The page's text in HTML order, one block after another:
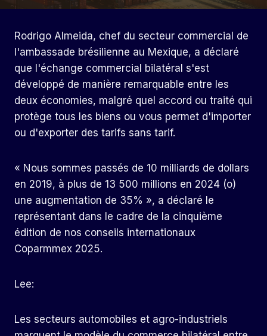
Rodrigo Almeida, chef du secteur commercial de
l'ambassade brésilienne au Mexique, a déclaré
que l'échange commercial bilatéral s'est
développé de manière remarquable entre les
deux économies, malgré quel accord ou traité qui
protège tous les biens ou vous permet d'importer
ou d'exporter des tarifs sans tarif.
« Nous sommes passés de 10 milliards de dollars
en 2019, à plus de 13 500 millions en 2024 (o)
une augmentation de 35% », a déclaré le
représentant dans le cadre de la cinquième
édition de nos conseils internationaux
Coparmmex 2025.
Lee:
Les secteurs automobiles et agro-industriels